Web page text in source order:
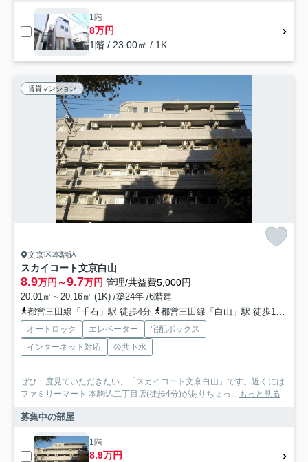
1階
8万円
1階 / 23.00㎡ / 1K
賃貸マンション
文京区本駒込
スカイコート文京白山
8.9万円～9.7万円 管理/共益費5,000円
20.01㎡～20.16㎡ (1K) /築24年 /6階建
都営三田線「千石」駅 徒歩4分
都営三田線「白山」駅 徒歩11分
オートロック エレベーター
宅配ボックス
インターネット対応
公共下水
ぜひ一度見ていただきたい、「スカイコート文京白山」です。近くには
ファミリーマート 本駒込二丁目店(徒歩4分)がありちょっ... もっと見る
募集中の部屋
1階
8.9万円